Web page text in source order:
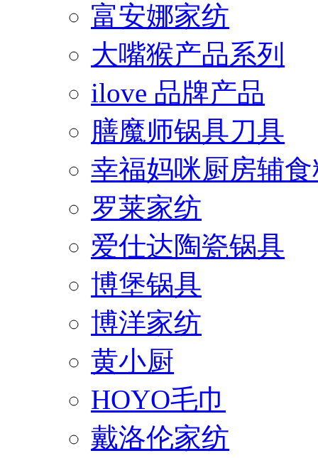
富安娜家纺
大嘴猴产品系列
ilove 品牌产品
膳魔师锅具刀具
幸福妈咪厨房辅
罗莱家纺
爱仕达陶瓷锅具
博堡锅具
博洋家纺
黄小厨
HOYO毛巾
戴洛伦家纺